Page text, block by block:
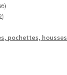
66
2
pochettes, housses